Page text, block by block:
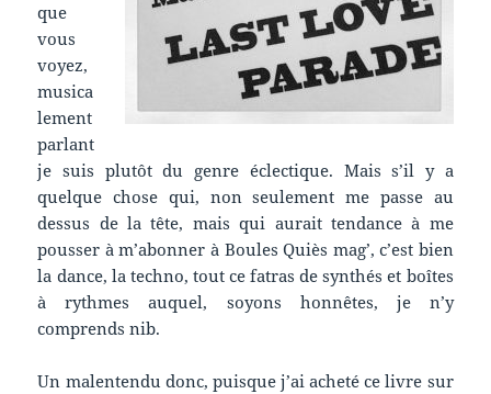
que
vous
voyez,
musica
lement
parlant
je suis plutôt du genre éclectique. Mais s’il y a
quelque chose qui, non seulement me passe au
dessus de la tête, mais qui aurait tendance à me
pousser à m’abonner à Boules Quiès mag’, c’est bien
la dance, la techno, tout ce fatras de synthés et boîtes
à rythmes auquel, soyons honnêtes, je n’y
comprends nib.
Un malentendu donc, puisque j’ai acheté ce livre sur